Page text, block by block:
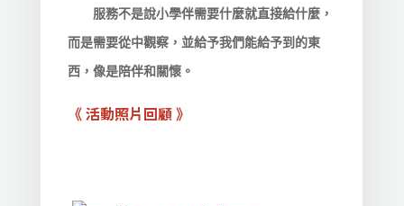
服務不是說小學伴需要什麼就直接給什麼，
而是需要從中觀察，並給予我們能給予到的東
西，像是陪伴和關懷。
《 活動照片回顧 》